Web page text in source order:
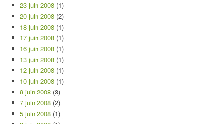
23 juin 2008 (1)
20 juin 2008 (2)
18 juin 2008 (1)
17 juin 2008 (1)
16 juin 2008 (1)
13 juin 2008 (1)
12 juin 2008 (1)
10 juin 2008 (1)
9 juin 2008 (3)
7 juin 2008 (2)
5 juin 2008 (1)